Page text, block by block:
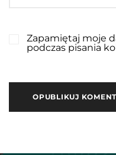
Zapamiętaj moje
podczas pisania